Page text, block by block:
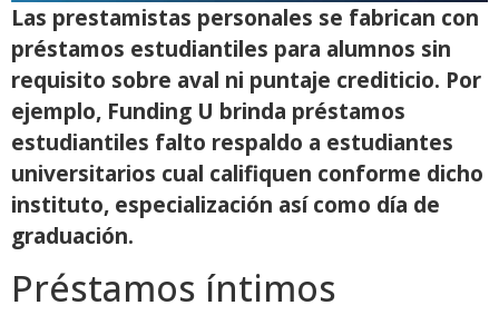
Las prestamistas personales se fabrican con
préstamos estudiantiles para alumnos sin
requisito sobre aval ni puntaje crediticio. Por
ejemplo, Funding U brinda préstamos
estudiantiles falto respaldo a estudiantes
universitarios cual califiquen conforme dicho
instituto, especialización así­ como día de
graduación.
Préstamos íntimos